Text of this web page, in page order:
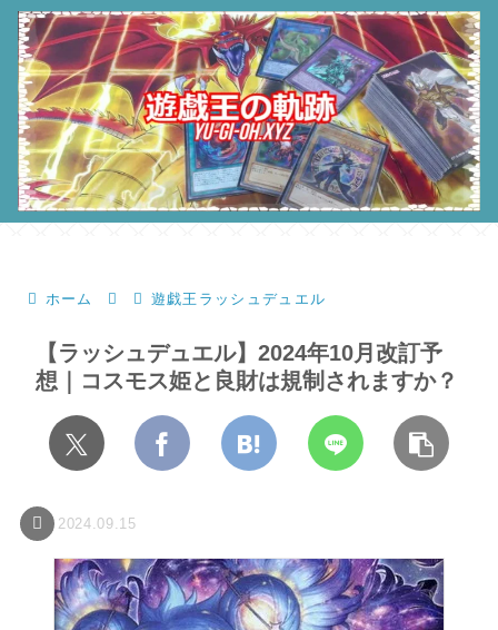
ホーム 遊戯王ラッシュデュエル
【ラッシュデュエル】2024年10月改訂予
想｜コスモス姫と良財は規制されますか？
2024.09.15